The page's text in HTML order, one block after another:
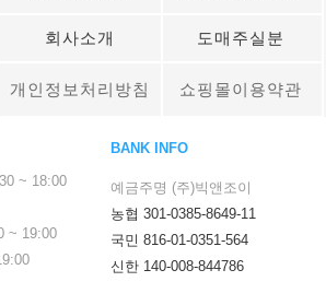
회사소개 도매주실분
개인정보처리방침 쇼핑몰이용약관
~ 18:00
~ 19:00
BANK INFO
예금주명 (주)빅앤조이
농협 301-0385-8649-11
국민 816-01-0351-564
신한 140-008-844786